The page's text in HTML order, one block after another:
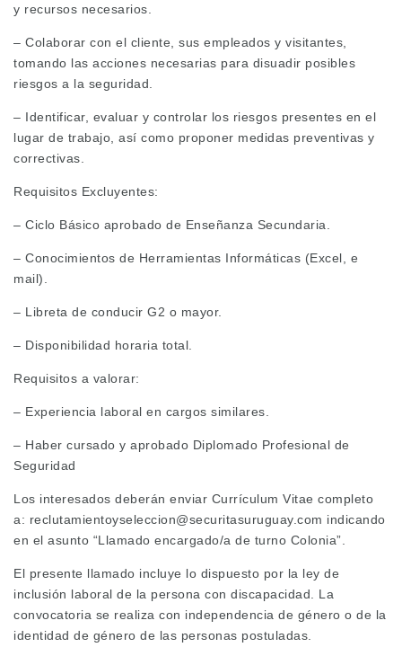
y recursos necesarios.
– Colaborar con el cliente, sus empleados y visitantes,
tomando las acciones necesarias para disuadir posibles
riesgos a la seguridad.
– Identificar, evaluar y controlar los riesgos presentes en el
lugar de trabajo, así como proponer medidas preventivas y
correctivas.
Requisitos Excluyentes:
– Ciclo Básico aprobado de Enseñanza Secundaria.
– Conocimientos de Herramientas Informáticas (Excel, e
mail).
– Libreta de conducir G2 o mayor.
– Disponibilidad horaria total.
Requisitos a valorar:
– Experiencia laboral en cargos similares.
– Haber cursado y aprobado Diplomado Profesional de
Seguridad
Los interesados deberán enviar Currículum Vitae completo
a: reclutamientoyseleccion@securitasuruguay.com indicando
en el asunto “Llamado encargado/a de turno Colonia”.
El presente llamado incluye lo dispuesto por la ley de
inclusión laboral de la persona con discapacidad. La
convocatoria se realiza con independencia de género o de la
identidad de género de las personas postuladas.